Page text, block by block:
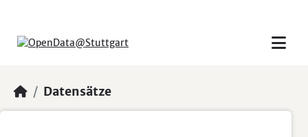
Datensätze